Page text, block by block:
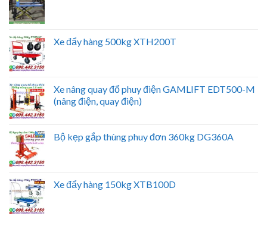
Xe đẩy hàng 500kg XTH200T
Xe nâng quay đổ phuy điện GAMLIFT EDT500-M
(nâng điện, quay điện)
Bộ kẹp gắp thùng phuy đơn 360kg DG360A
Xe đẩy hàng 150kg XTB100D